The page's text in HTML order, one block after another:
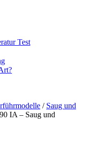
Test
/ Saug und
IA – Saug und